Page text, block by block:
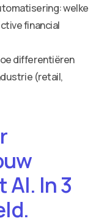
welke
financial
differentiëren
(retail,
In 3